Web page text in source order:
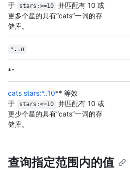
于
stars:>=10
并匹配有 10 或
更多个星的具有“cats”一词的存
储库。
*..n
**
cats stars:*..10** 等效
于
stars:<=10
并匹配有 10 或
更少个星的具有“cats”一词的存
储库。
查询指定范围内的值